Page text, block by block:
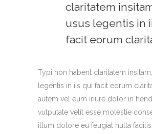
claritatem
usus legentis in
facit eorum
Typi non habent claritatem
legentis in iis qui facit eorum
autem vel eum iriure dolor in
vulputate velit esse molestie
illum dolore eu feugiat nulla